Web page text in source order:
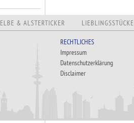
ELBE & ALSTERTICKER LIEBLINGSSTÜCKE
RECHTLICHES
Impressum
Datenschutzerklärung
Disclaimer